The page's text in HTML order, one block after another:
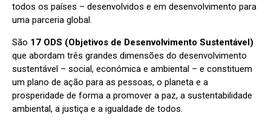
todos os países – desenvolvidos e em desenvolvimento para
uma parceria global.
São 17 ODS (Objetivos de Desenvolvimento Sustentável)
que abordam três grandes dimensões do desenvolvimento
sustentável – social, económica e ambiental – e constituem
um plano de ação para as pessoas, o planeta e a
prosperidade de forma a promover a paz, a sustentabilidade
ambiental, a justiça e a igualdade de todos.